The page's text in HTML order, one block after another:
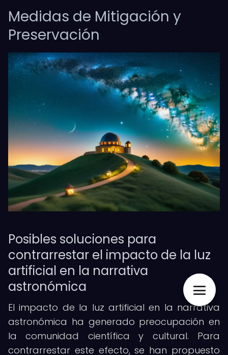
Medidas de Mitigación y
Preservación
Posibles soluciones para
contrarrestar el impacto de la luz
artificial en la narrativa
astronómica
El impacto de la luz artificial en la narrativa
astronómica ha generado preocupación en
la comunidad científica y cultural. Para
contrarrestar este efecto, se han propuesto